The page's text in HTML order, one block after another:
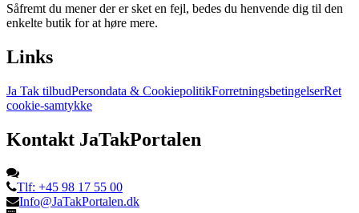
Såfremt du mener der er sket en fejl, bedes du henvende dig til den
enkelte butik for at høre mere.
Links
Ja Tak tilbudPersondata & CookiepolitikForretningsbetingelserRet
cookie-samtykke
Kontakt JaTakPortalen
Tlf: +45 98 17 55 00
Info@JaTakPortalen.dk